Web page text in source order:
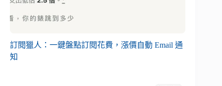
訂閱獵人：一鍵盤點訂閱花費，漲價自動 Email 通
知